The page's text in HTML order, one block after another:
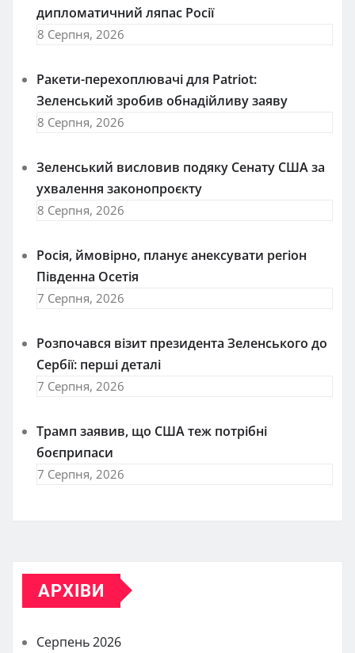
дипломатичний ляпас Росії
8 Серпня, 2026
Ракети-перехоплювачі для Patriot:
Зеленський зробив обнадійливу заяву
8 Серпня, 2026
Зеленський висловив подяку Сенату США за
ухвалення законопроєкту
8 Серпня, 2026
Росія, ймовірно, планує анексувати регіон
Південна Осетія
7 Серпня, 2026
Розпочався візит президента Зеленського до
Сербії: перші деталі
7 Серпня, 2026
Трамп заявив, що США теж потрібні
боєприпаси
7 Серпня, 2026
АРХІВИ
Серпень 2026